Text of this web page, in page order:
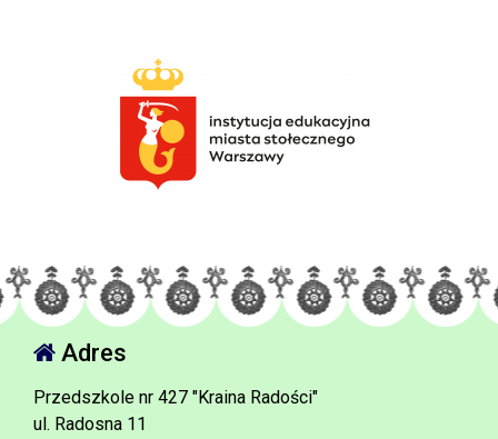
Adres
Przedszkole nr 427 "Kraina Radości"
ul. Radosna 11